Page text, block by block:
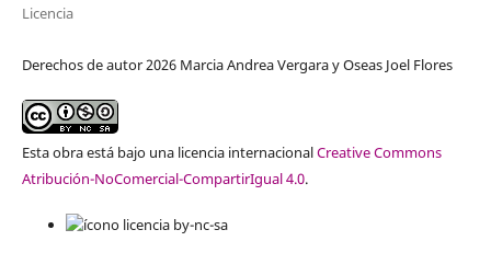
Licencia
Derechos de autor 2026 Marcia Andrea Vergara y Oseas Joel Flores
Esta obra está bajo una licencia internacionalCreative Commons
Atribución-NoComercial-CompartirIgual 4.0.